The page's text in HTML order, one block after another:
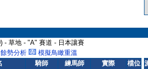
- 草地 - "A" 賽道 - 日本讓賽
餘勢分析
模擬鳥瞰重溫
騎師 練馬師
實際
檔位